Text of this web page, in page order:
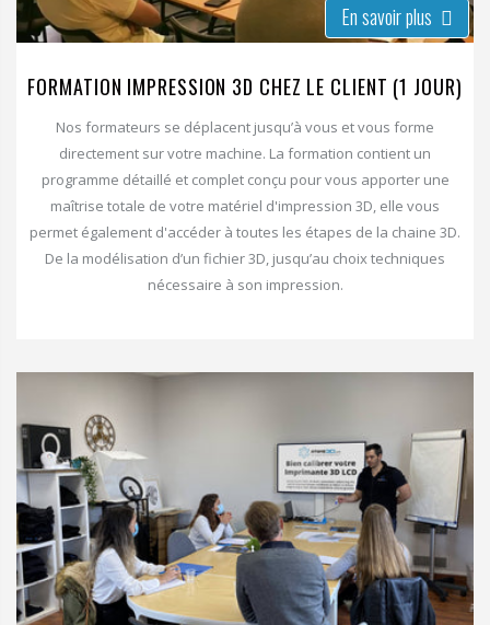
En savoir plus
FORMATION IMPRESSION 3D CHEZ LE CLIENT (1 JOUR)
Nos formateurs se déplacent jusqu’à vous et vous forme
directement sur votre machine. La formation contient un
programme détaillé et complet conçu pour vous apporter une
maîtrise totale de votre matériel d'impression 3D, elle vous
permet également d'accéder à toutes les étapes de la chaine 3D.
De la modélisation d’un fichier 3D, jusqu’au choix techniques
nécessaire à son impression.